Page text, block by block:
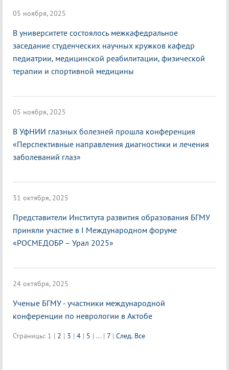
05 ноября, 2025
В университете состоялось межкафедральное
заседание студенческих научных кружков кафедр
педиатрии, медицинской реабилитации, физической
терапии и спортивной медицины
05 ноября, 2025
В УфНИИ глазных болезней прошла конференция
«Перспективные направления диагностики и лечения
заболеваний глаз»
31 октября, 2025
Представители Института развития образования БГМУ
приняли участие в I Международном форуме
«РОСМЕДОБР – Урал 2025»
24 октября, 2025
Ученые БГМУ - участники международной
конференции по неврологии в Актобе
Страницы: 1 | 2 | 3 | 4 | 5 | ... | 7 | След. Все